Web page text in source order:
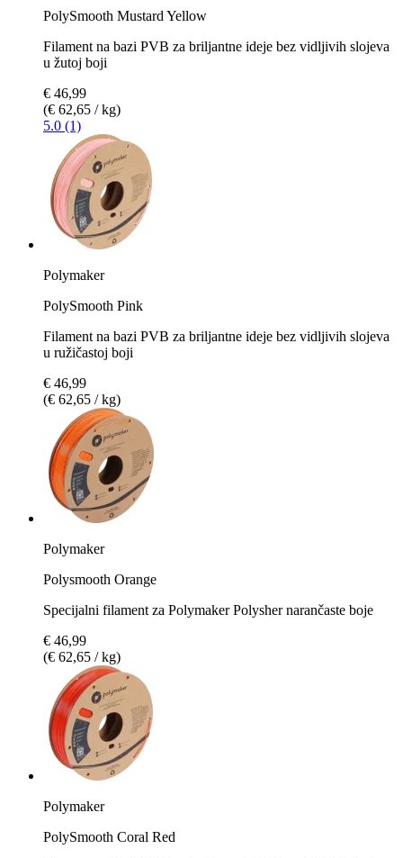
PolySmooth Mustard Yellow
Filament na bazi PVB za briljantne ideje bez vidljivih slojeva
u žutoj boji
€ 46,99
(€ 62,65 / kg)
5.0 (1)
Polymaker
PolySmooth Pink
Filament na bazi PVB za briljantne ideje bez vidljivih slojeva
u ružičastoj boji
€ 46,99
(€ 62,65 / kg)
Polymaker
Polysmooth Orange
Specijalni filament za Polymaker Polysher narančaste boje
€ 46,99
(€ 62,65 / kg)
Polymaker
PolySmooth Coral Red